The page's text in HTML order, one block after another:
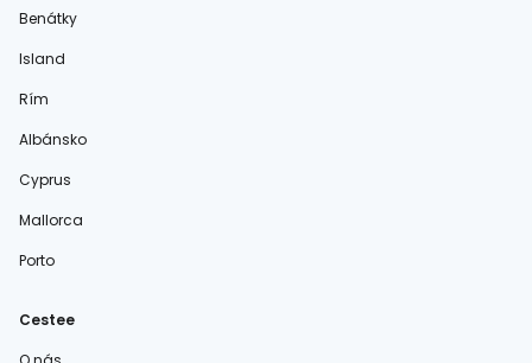
Benátky
Island
Rím
Albánsko
Cyprus
Mallorca
Porto
Cestee